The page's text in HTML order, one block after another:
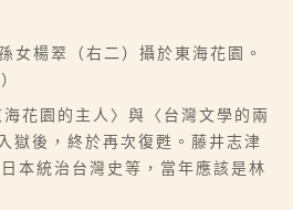
女楊翠（右二）攝於東海花園。
花園的主人〉與〈台灣文學的兩
獄後，終於再次復甦。藤井志津
本統治台灣史等，當年應該是林